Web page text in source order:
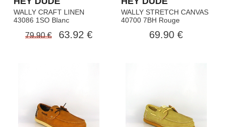
WALLY CRAFT LINEN
43086 1SO Blanc
79.90 € 63.92 €
WALLY STRETCH CANVAS
40700 7BH Rouge
69.90 €